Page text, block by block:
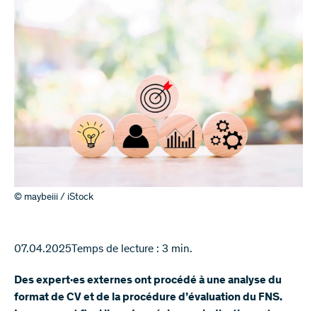
© maybeiii / iStock
07.04.2025 Temps de lecture : 3 min.
Des expert·es externes ont procédé à une analyse du
format de CV et de la procédure d’évaluation du FNS.